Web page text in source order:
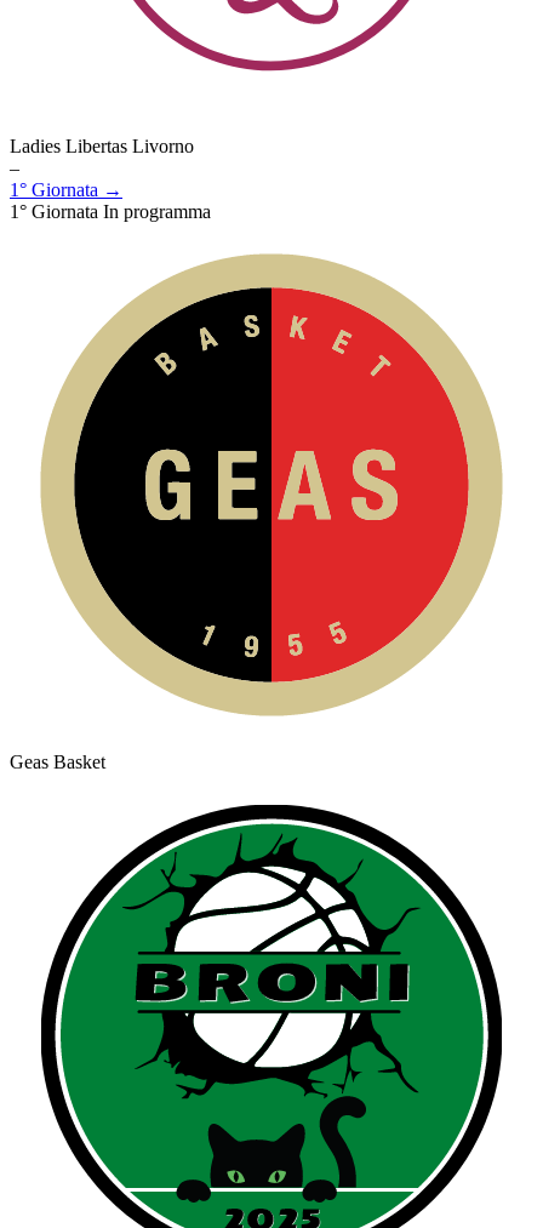
Ladies Libertas Livorno
–
1° Giornata →
1° Giornata In programma
Geas Basket